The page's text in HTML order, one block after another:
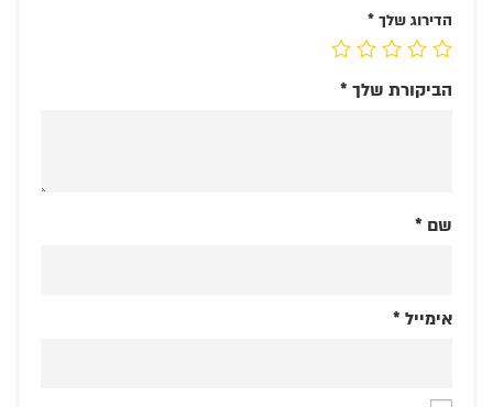
הדירוג שלך *
הביקורת שלך *
שם *
אימייל *